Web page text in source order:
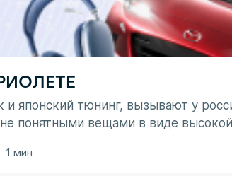
японский тюнинг, вызывают у
понятными вещами в виде
1 мин